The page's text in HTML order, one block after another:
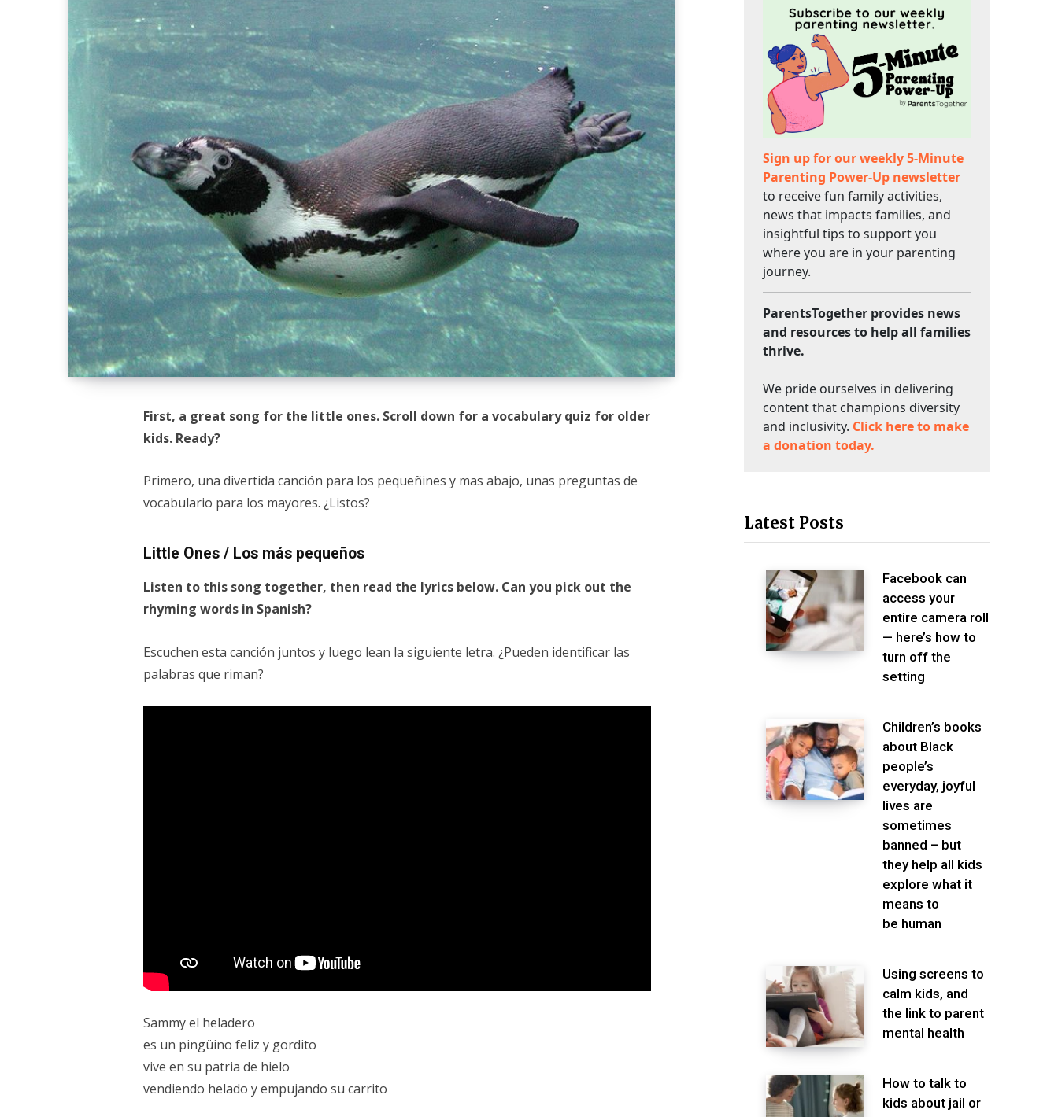
First, a great song for the little ones. Scroll down for a vocabulary quiz for older
kids. Ready?
Primero, una divertida canción para los pequeñines y mas abajo, unas preguntas de
vocabulario para los mayores. ¿Listos?
Little Ones / Los más pequeños
Listen to this song together, then read the lyrics below. Can you pick out the
rhyming words in Spanish?
Escuchen esta canción juntos y luego lean la siguiente letra. ¿Pueden identificar las
palabras que riman?
Sammy el heladero
es un pingüino feliz y gordito
vive en su patria de hielo
vendiendo helado y empujando su carrito
Sign up for our weekly 5-Minute
Parenting Power-Up newsletter
to receive fun family activities,
news that impacts families, and
insightful tips to support you
where you are in your parenting
journey.
ParentsTogether provides news
and resources to help all families
thrive.
We pride ourselves in delivering
content that champions diversity
and inclusivity. Click here to make
a donation today.
Latest Posts
Facebook can
access your
entire camera roll
— here’s how to
turn off the
setting
Children’s books
about Black
people’s
everyday, joyful
lives are
sometimes
banned – but
they help all kids
explore what it
means to
be human
Using screens to
calm kids, and
the link to parent
mental health
How to talk to
kids about jail or